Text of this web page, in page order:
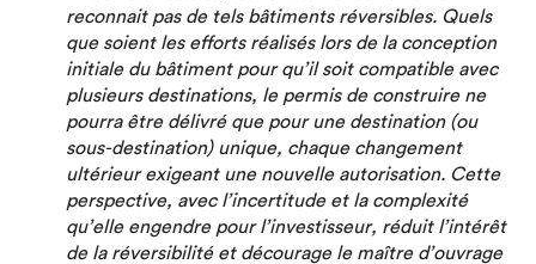
reconnait pas de tels bâtiments réversibles. Quels
que soient les efforts réalisés lors de la conception
initiale du bâtiment pour qu’il soit compatible avec
plusieurs destinations, le permis de construire ne
pourra être délivré que pour une destination (ou
sous-destination) unique, chaque changement
ultérieur exigeant une nouvelle autorisation. Cette
perspective, avec l’incertitude et la complexité
qu’elle engendre pour l’investisseur, réduit l’intérêt
de la réversibilité et décourage le maître d’ouvrage